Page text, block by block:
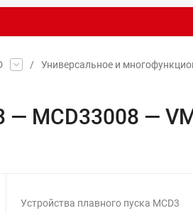
/
Универсальное и
— MCD33008 —
Устройства плавного пуска MCD3